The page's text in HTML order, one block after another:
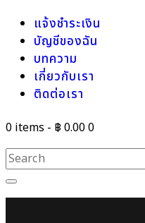
แจ้งชำระเงิน
บัญชีของฉัน
บทความ
เกี่ยวกับเรา
ติดต่อเรา
0 items - ฿ 0.000